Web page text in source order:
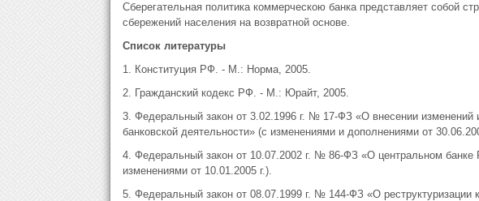
Сберегательная политика коммерческою банка представляет собой
сбережений населения на возвратной основе.
Список литературы
1. Конституция РФ. - М.: Норма, 2005.
2. Гражданский кодекс РФ. - М.: Юрайт, 2005.
3. Федеральный закон от 3.02.1996 г. № 17-ФЗ «О внесении
банковской деятельности» (с изменениями и дополнениями от
4. Федеральный закон от 10.07.2002 г. № 86-ФЗ «О центральном банке
изменениями от 10.01.2005 г.).
5. Федеральный закон от 08.07.1999 г. № 144-ФЗ «О реструктуризации